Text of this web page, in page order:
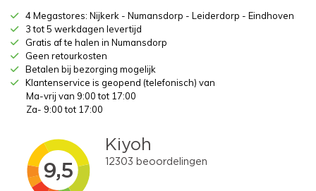
4 Megastores: Nijkerk - Numansdorp - Leiderdorp - Eindhoven
3 tot 5 werkdagen levertijd
Gratis af te halen in Numansdorp
Geen retourkosten
Betalen bij bezorging mogelijk
Klantenservice is geopend (telefonisch) van
Ma-vrij van 9:00 tot 17:00
Za- 9:00 tot 17:00